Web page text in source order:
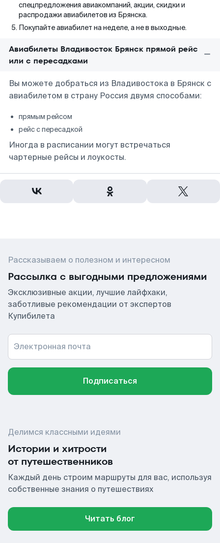
спецпредложения авиакомпаний, акции, скидки и
распродажи авиабилетов из Брянска.
Покупайте авиабилет на неделе, а не в выходные.
Авиабилеты Владивосток Брянск прямой рейс
или с пересадками
Вы можете добраться из Владивостока в Брянск с
авиабилетом в страну Россия двумя способами:
прямым рейсом
рейс с пересадкой
Иногда в расписании могут встречаться
чартерные рейсы и лоукосты.
Рассказываем о полезном и интересном
Рассылка с выгодными предложениями
Эксклюзивные акции, лучшие лайфхаки,
заботливые рекомендации от экспертов
Купибилета
Электронная почта
Подписаться
Делимся классными идеями
Истории и хитрости
от путешественников
Каждый день строим маршруты для вас, используя
собственные знания о путешествиях
Читать блог